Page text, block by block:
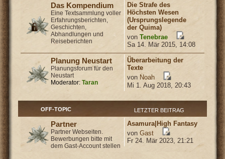
Das Kompendium
Eine Textsammlung voller
Erfahrungsberichten,
Geschichten,
Abhandlungen und
Reiseberichten
Die Strafe des
Höchsten Wesen
(Ursprungslegende
der Quima)
vonTenebrae
Sa 14. Mär 2015, 14:08
Planung Neustart
Planungsforum für den
Neustart
Moderator: Taran
Überarbeitung der
Texte
von Noah
Mi 1. Aug 2018, 20:43
OFF-TOPIC LETZTER BEITRAG
Partner
Partner Webseiten.
Bewerbungen bitte mit
dem Gast-Account stellen
Asamura|High Fantasy
vonGast
Fr 24. Mär 2023, 21:21